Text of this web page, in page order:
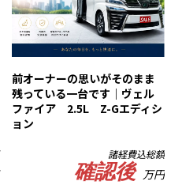
前オーナーの思いがそのまま
残っている一台です｜ヴェル
ファイア 2.5L Z-Gエディシ
ョン
諸経費込総額
確認後 万円